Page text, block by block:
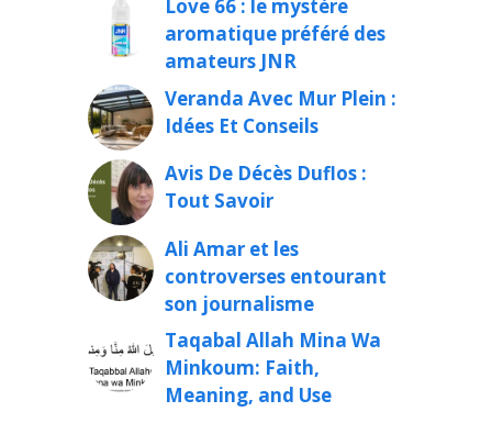
Love 66 : le mystère
aromatique préféré des
amateurs JNR
Veranda Avec Mur Plein :
Idées Et Conseils
Avis De Décès Duflos :
Tout Savoir
Ali Amar et les
controverses entourant
son journalisme
Taqabal Allah Mina Wa
Minkoum: Faith,
Meaning, and Use